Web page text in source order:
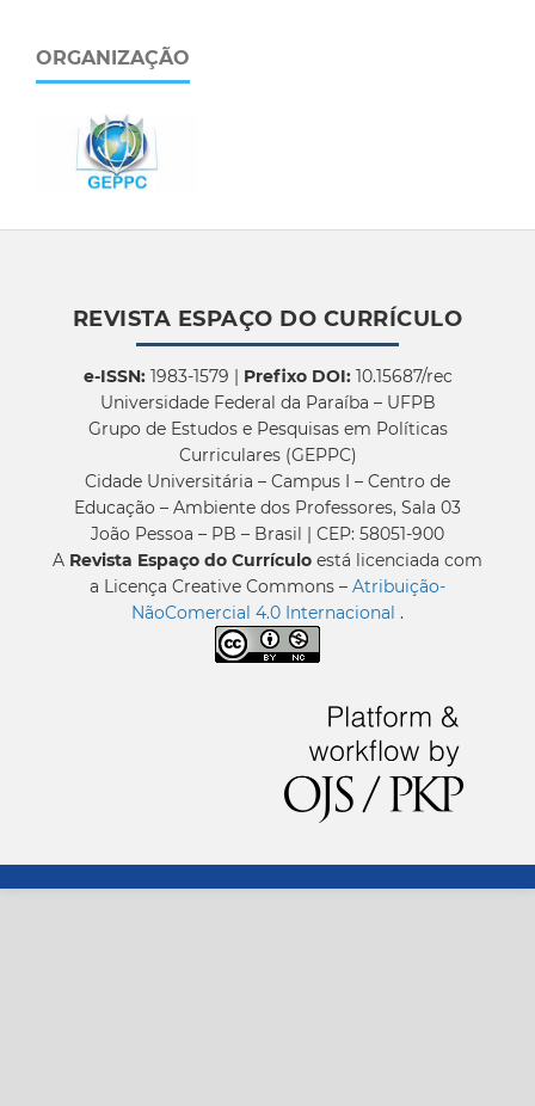
ORGANIZAÇÃO
REVISTA ESPAÇO DO CURRÍCULO
e-ISSN:1983-1579 | Prefixo DOI:10.15687/rec
Universidade Federal da Paraíba – UFPB
Grupo de Estudos e Pesquisas em Políticas
Curriculares (GEPPC)
Cidade Universitária – Campus I – Centro de
Educação – Ambiente dos Professores, Sala 03
João Pessoa – PB – Brasil | CEP: 58051-900
A Revista Espaço do Currículo está licenciada com
a Licença Creative Commons – Atribuição-
NãoComercial 4.0 Internacional .